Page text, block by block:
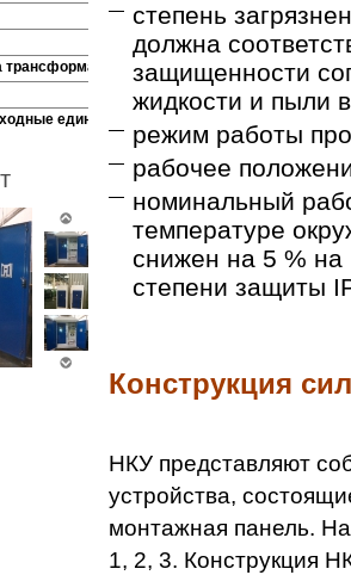
единицы
степень
должна
защищенности
жидкости и пыли
режим работы
рабочее
номинальный
температуре
снижен на 5 %
степени защиты
Конструкция
НКУ представляют
устройства,
монтажная панель.
1, 2, 3. Конструкция